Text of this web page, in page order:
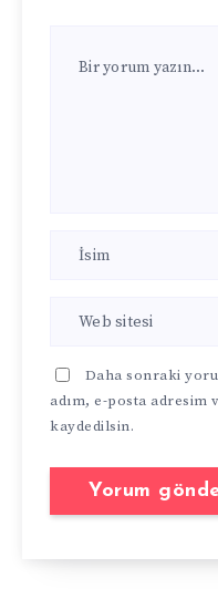
Daha sonraki
adım, e-posta adresim
kaydedilsin.